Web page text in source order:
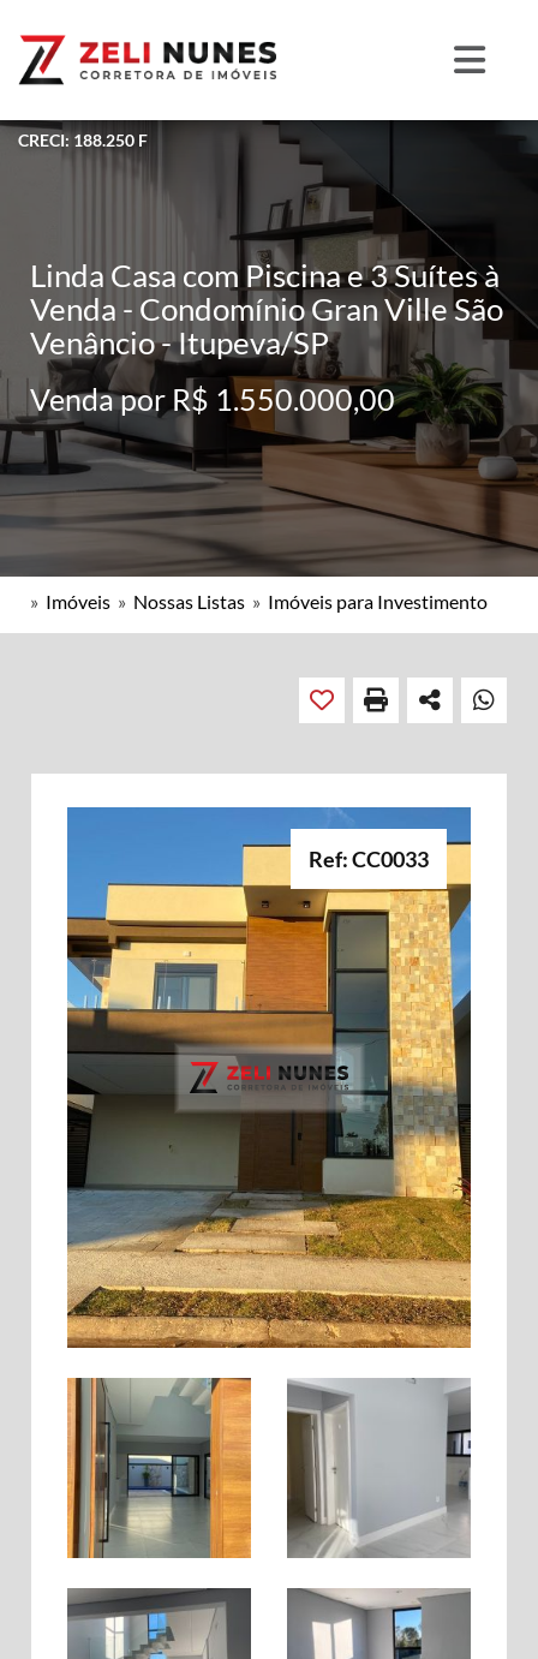
CRECI: 188.250 F
Linda Casa com Piscina e 3 Suítes à
Venda - Condomínio Gran Ville São
Venâncio - Itupeva/SP
Venda por R$ 1.550.000,00
» Imóveis » Nossas Listas » Imóveis para Investimento
Ref: CC0033